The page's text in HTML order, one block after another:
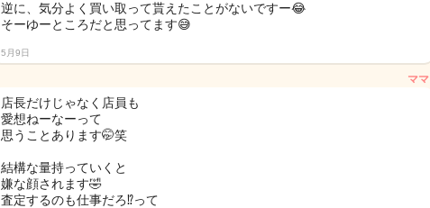
逆に、気分よく買い取って貰えたことがないですー😂
そーゆーところだと思ってます😅
5月9日
ママ
店長だけじゃなく店員も
愛想ねーなーって
思うことあります🤭笑
結構な量持っていくと
嫌な顔されます🤣
査定するのも仕事だろ⁉️って